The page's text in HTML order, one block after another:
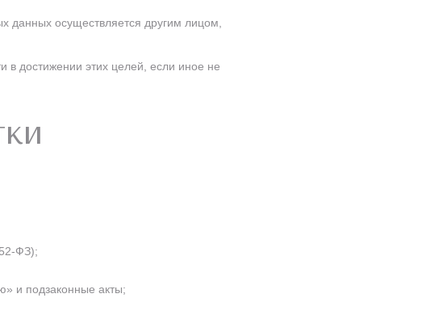
данных осуществляется другим лицом,
в достижении этих целей, если иное не
ФЗ);
и подзаконные акты;